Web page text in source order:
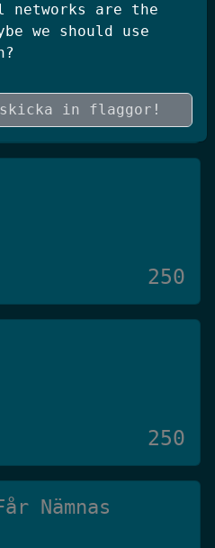
250
250
250
Nämnas
networks are the
we should use